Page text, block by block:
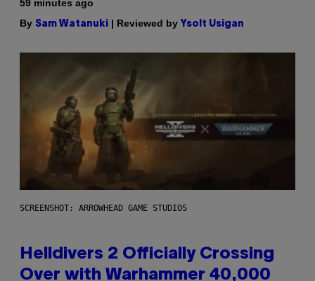
59 minutes ago
By Sam Watanuki | Reviewed by Ysolt Usigan
SCREENSHOT: ARROWHEAD GAME STUDIOS
Helldivers 2 Officially Crossing
Over with Warhammer 40,000